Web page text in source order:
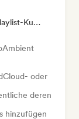
YouTube/Twitch -Kanal, Label, Playlist-Kurator, Verlag
Ambient
oder
deren
hinzufügen